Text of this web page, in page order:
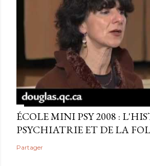
ÉCOLE MINI PSY 2008 :
PSYCHIATRIE ET DE LA
Partager